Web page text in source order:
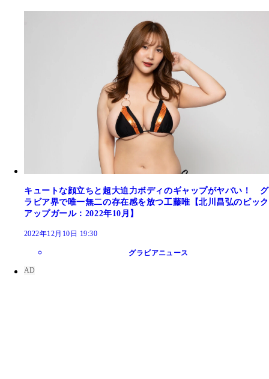
キュートな顔立ちと超大迫力ボディのギャップがヤバい！ グ
ラビア界で唯一無二の存在感を放つ工藤唯【北川昌弘のピック
アップガール：2022年10月】
2022年12月10日 19:30
グラビアニュース